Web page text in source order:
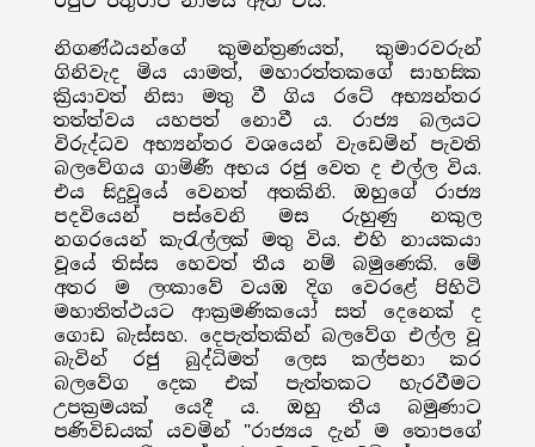
නිගණ්ඨයන්ගේ කුමන්ත්‍රණයත්, කුමාරවරුන්
ගිනිවැද මිය යාමත්, මහාරත්තකගේ සාහසික
ක්‍රියාවත් නිසා මතු වී ගිය රටේ අභ්‍යන්තර
තත්ත්වය යහපත් නොවී ය. රාජ්‍ය බලයට
විරුද්ධව අභ්‍යන්තර වශයෙන් වැඩෙමින් පැවති
බලවේගය ගාමිණී අභය රජු වෙත ද එල්ල විය.
එය සිදුවූයේ වෙනත් අතකිනි. ඔහුගේ රාජ්‍ය
පදවියෙන් පස්වෙනි මස රුහුණු නකුල
නගරයෙන් කැරැල්ලක් මතු විය. එහි නායකයා
වූයේ තිස්ස හෙවත් තීය නම් බමුණෙකි. මේ
අතර ම ලංකාවේ වයඹ දිග වෙරළේ පිහිටි
මහාතිත්ථයට ආක්‍රමණිකයෝ සත් දෙනෙක් ද
ගොඩ බැස්සහ. දෙපැත්තකින් බලවේග එල්ල වූ
බැවින් රජු බුද්ධිමත් ලෙස කල්පනා කර
බලවේග දෙක එක් පැත්තකට හැරවීමට
උපක්‍රමයක් යෙදී ය. ඔහු තීය බමුණාට
පණිවිඩයක් යවමින් "රාජ්‍යය දැන් ම තොපගේ